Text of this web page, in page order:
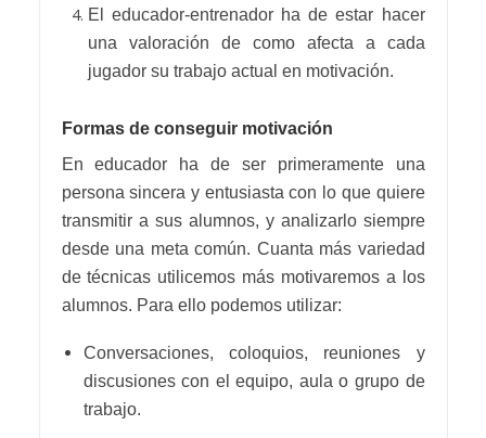
El educador-entrenador ha de estar hacer
una valoración de como afecta a cada
jugador su trabajo actual en motivación.
Formas de conseguir motivación
En educador ha de ser primeramente una
persona sincera y entusiasta con lo que quiere
transmitir a sus alumnos, y analizarlo siempre
desde una meta común. Cuanta más variedad
de técnicas utilicemos más motivaremos a los
alumnos. Para ello podemos utilizar:
Conversaciones, coloquios, reuniones y
discusiones con el equipo, aula o grupo de
trabajo.